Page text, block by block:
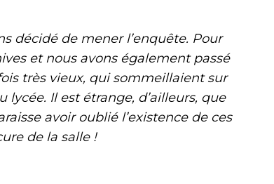
de mener l’enquête. Pour
et nous avons également passé
très vieux, qui sommeillaient sur
Il est étrange, d’ailleurs, que
avoir oublié l’existence de ces
de la salle !